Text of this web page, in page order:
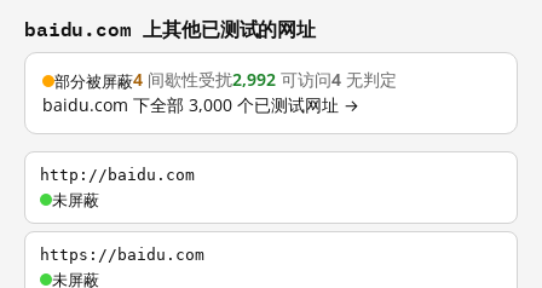
baidu.com 上其他已测试的网址
部分被屏蔽4 间歇性受扰2,992 可访问4 无判定
baidu.com 下全部 3,000 个已测试网址 →
http://baidu.com
未屏蔽
https://baidu.com
未屏蔽